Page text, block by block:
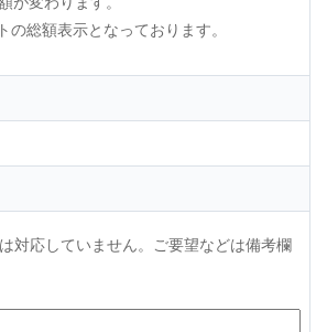
総額表示となっております。
対応していません。ご要望などは備考欄